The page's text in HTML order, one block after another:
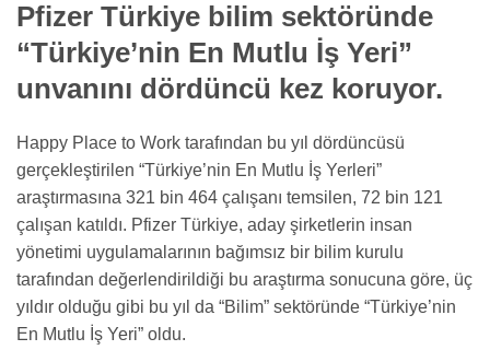
Pfizer Türkiye bilim sektöründe
“Türkiye’nin En Mutlu İş Yeri”
unvanını dördüncü kez koruyor.
Happy Place to Work tarafından bu yıl dördüncüsü
gerçekleştirilen “Türkiye’nin En Mutlu İş Yerleri”
araştırmasına 321 bin 464 çalışanı temsilen, 72 bin 121
çalışan katıldı. Pfizer Türkiye, aday şirketlerin insan
yönetimi uygulamalarının bağımsız bir bilim kurulu
tarafından değerlendirildiği bu araştırma sonucuna göre, üç
yıldır olduğu gibi bu yıl da “Bilim” sektöründe “Türkiye’nin
En Mutlu İş Yeri” oldu.